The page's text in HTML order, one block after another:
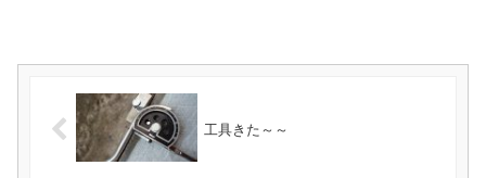
工具きた～～